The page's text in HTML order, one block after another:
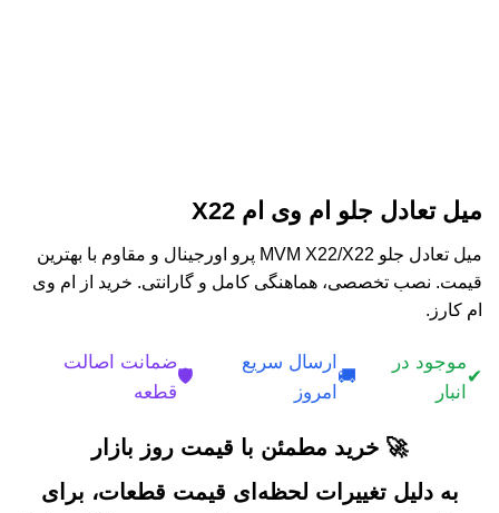
میل تعادل جلو ام وی ام X22
میل تعادل جلو MVM X22/X22 پرو اورجینال و مقاوم با بهترین
قیمت. نصب تخصصی، هماهنگی کامل و گارانتی. خرید از ام وی
ام کارز.
✔
موجود در
انبار
🚚
ارسال سریع
امروز
🛡️
ضمانت اصالت
قطعه
🚀 خرید مطمئن با قیمت روز بازار
به دلیل تغییرات لحظه‌ای قیمت قطعات، برای